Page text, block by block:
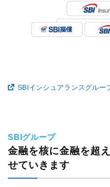
SBIインシュアランスグルー
SBIグループ
金融を核に金融を超
せていきます